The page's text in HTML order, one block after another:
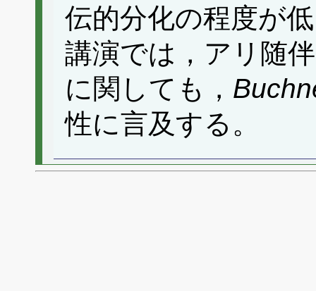
伝的分化の程度が
講演では，アリ随
に関しても，
性に言及する。